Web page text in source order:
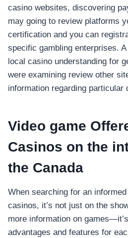
casino websites, discovering
may going to review platforms
certification and you can
specific gambling enterprises.
local casino understanding for
were examining review other
information regarding particular
Video game
Casinos on the
the Canada
When searching for an
casinos, it’s not just on the
more information on
advantages and features for